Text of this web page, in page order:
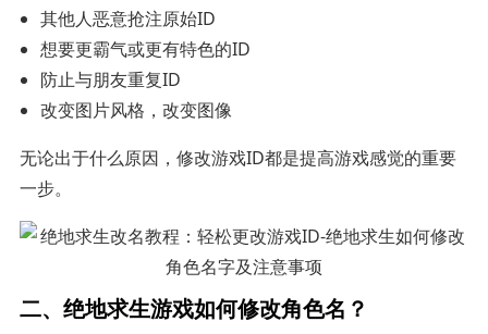
其他人恶意抢注原始ID
想要更霸气或更有特色的ID
防止与朋友重复ID
改变图片风格，改变图像
无论出于什么原因，修改游戏ID都是提高游戏感觉的重要
一步。
二、绝地求生游戏如何修改角色名？